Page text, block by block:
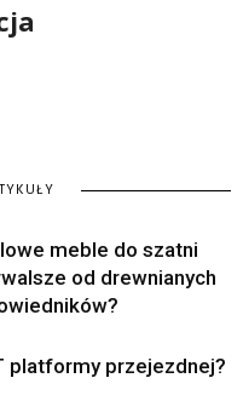
meble do szatni
od drewnianych
platformy przejezdnej?